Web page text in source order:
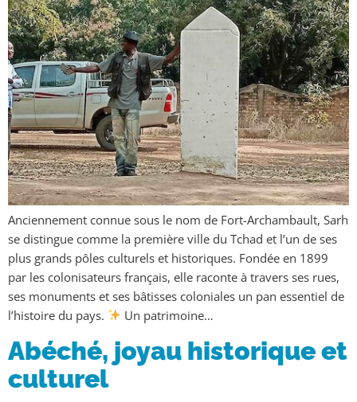
Anciennement connue sous le nom de Fort-Archambault, Sarh
se distingue comme la première ville du Tchad et l’un de ses
plus grands pôles culturels et historiques. Fondée en 1899
par les colonisateurs français, elle raconte à travers ses rues,
ses monuments et ses bâtisses coloniales un pan essentiel de
l’histoire du pays.
Un patrimoine…
Abéché, joyau historique et
culturel